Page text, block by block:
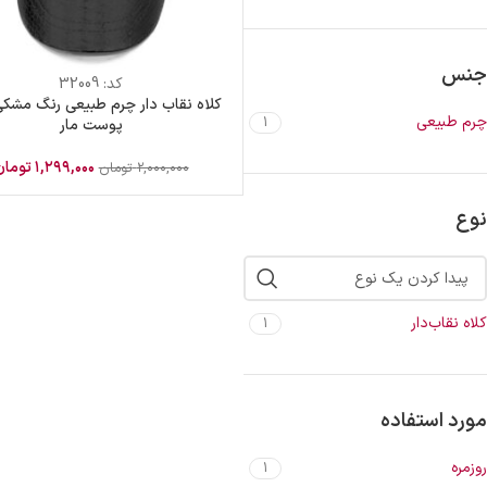
جنس
چرم طبیعی 1
نوع
کلاه نقاب‌دار 1
مورد استفاده
روزمره 1
کد: 32009
کلاه نقاب دار چرم طبیعی رنگ
پوست مار
۲,۰۰۰,۰۰۰ تومان ۱,۲۹۹,۰۰۰